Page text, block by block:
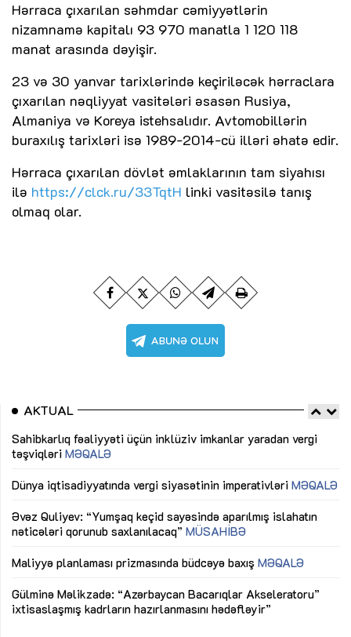
Hərraca çıxarılan səhmdar cəmiyyətlərin
nizamnamə kapitalı 93 970 manatla 1 120 118
manat arasında dəyişir.
23 və 30 yanvar tarixlərində keçiriləcək hərraclara
çıxarılan nəqliyyat vasitələri əsasən Rusiya,
Almaniya və Koreya istehsalıdır. Avtomobillərin
buraxılış tarixləri isə 1989-2014-cü illəri əhatə edir.
Hərraca çıxarılan dövlət əmlaklarının tam siyahısı
ilə https://clck.ru/33TqtH linki vasitəsilə tanış
olmaq olar.
AKTUAL
Sahibkarlıq fəaliyyəti üçün inklüziv imkanlar yaradan vergi
təşviqləri MƏQALƏ
Dünya iqtisadiyyatında vergi siyasətinin imperativləri MƏQALƏ
Əvəz Quliyev: “Yumşaq keçid sayəsində aparılmış islahatın
nəticələri qorunub saxlanılacaq” MÜSAHİBƏ
Maliyyə planlaması prizmasında büdcəyə baxış MƏQALƏ
Gülminə Məlikzadə: “Azərbaycan Bacarıqlar Akseleratoru”
ixtisaslaşmış kadrların hazırlanmasını hədəfləyir”